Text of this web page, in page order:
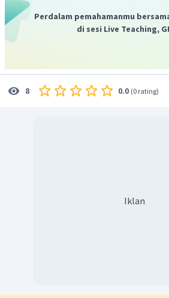
Dari tangga satuan panjang di atas,
km kemturun tiga tangga
dikali
. Sehingga:
Dengan demikian, nilai dari 20
20.000 m .
Perdalam pemahamanmu
di sesi Live Teaching,
8 0.0 (0 rating)
Iklan